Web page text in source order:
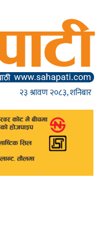
२३ श्रावण २०८३, शनिबार
menu